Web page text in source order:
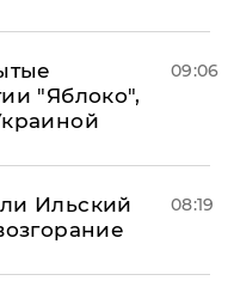
"Яблоко",
09:06
Ильский
08:19